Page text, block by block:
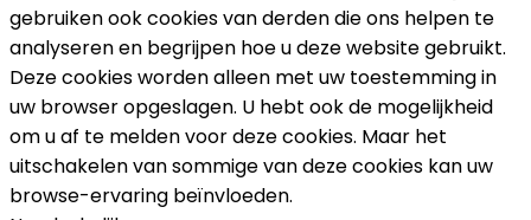
gebruiken ook cookies van derden die ons helpen te
analyseren en begrijpen hoe u deze website gebruikt.
Deze cookies worden alleen met uw toestemming in
uw browser opgeslagen. U hebt ook de mogelijkheid
om u af te melden voor deze cookies. Maar het
uitschakelen van sommige van deze cookies kan uw
browse-ervaring beïnvloeden.